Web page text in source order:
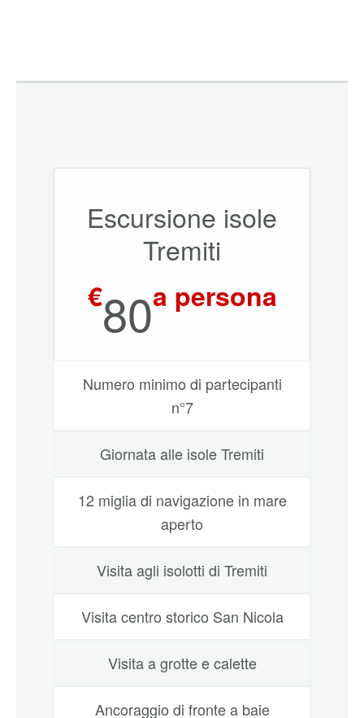
Escursione isole
Tremiti
€80a persona
Numero minimo di partecipanti
n°7
Giornata alle isole Tremiti
12 miglia di navigazione in mare
aperto
Visita agli isolotti di Tremiti
Visita centro storico San Nicola
Visita a grotte e calette
Ancoraggio di fronte a baie